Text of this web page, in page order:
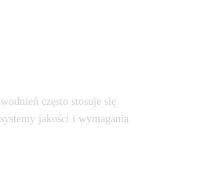
często stosuje się
jakości i wymagania